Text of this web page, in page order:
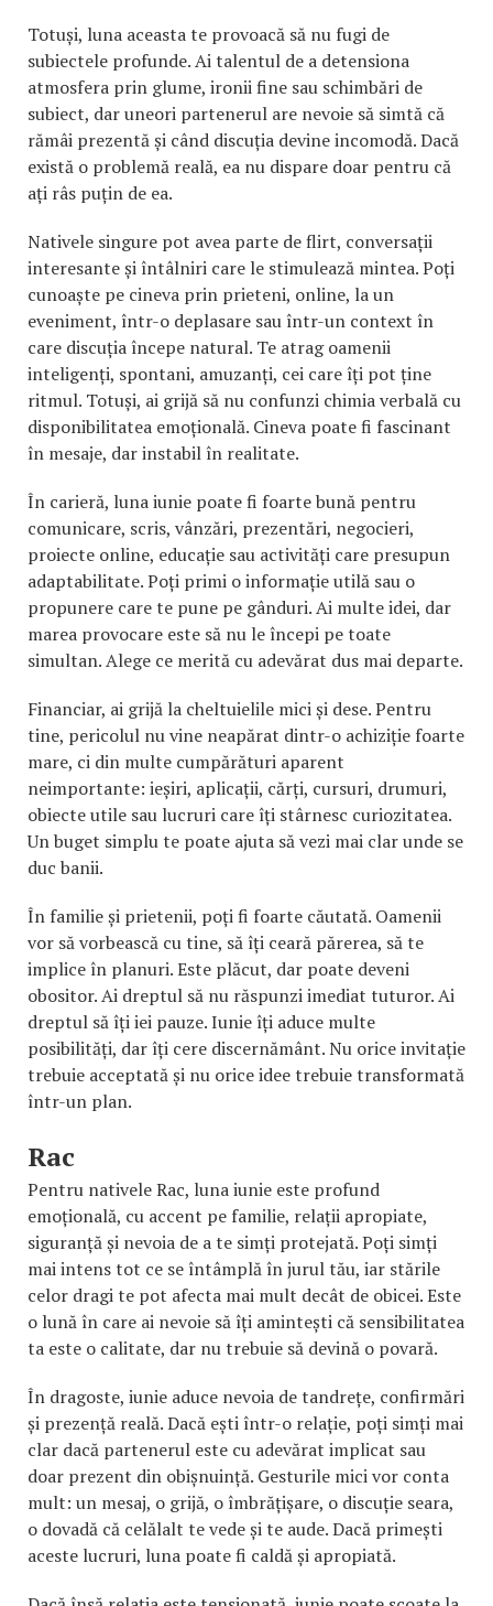
Totuși, luna aceasta te provoacă să nu fugi de
subiectele profunde. Ai talentul de a detensiona
atmosfera prin glume, ironii fine sau schimbări de
subiect, dar uneori partenerul are nevoie să simtă că
rămâi prezentă și când discuția devine incomodă. Dacă
există o problemă reală, ea nu dispare doar pentru că
ați râs puțin de ea.
Nativele singure pot avea parte de flirt, conversații
interesante și întâlniri care le stimulează mintea. Poți
cunoaște pe cineva prin prieteni, online, la un
eveniment, într-o deplasare sau într-un context în
care discuția începe natural. Te atrag oamenii
inteligenți, spontani, amuzanți, cei care îți pot ține
ritmul. Totuși, ai grijă să nu confunzi chimia verbală cu
disponibilitatea emoțională. Cineva poate fi fascinant
în mesaje, dar instabil în realitate.
În carieră, luna iunie poate fi foarte bună pentru
comunicare, scris, vânzări, prezentări, negocieri,
proiecte online, educație sau activități care presupun
adaptabilitate. Poți primi o informație utilă sau o
propunere care te pune pe gânduri. Ai multe idei, dar
marea provocare este să nu le începi pe toate
simultan. Alege ce merită cu adevărat dus mai departe.
Financiar, ai grijă la cheltuielile mici și dese. Pentru
tine, pericolul nu vine neapărat dintr-o achiziție foarte
mare, ci din multe cumpărături aparent
neimportante: ieșiri, aplicații, cărți, cursuri, drumuri,
obiecte utile sau lucruri care îți stârnesc curiozitatea.
Un buget simplu te poate ajuta să vezi mai clar unde se
duc banii.
În familie și prietenii, poți fi foarte căutată. Oamenii
vor să vorbească cu tine, să îți ceară părerea, să te
implice în planuri. Este plăcut, dar poate deveni
obositor. Ai dreptul să nu răspunzi imediat tuturor. Ai
dreptul să îți iei pauze. Iunie îți aduce multe
posibilități, dar îți cere discernământ. Nu orice invitație
trebuie acceptată și nu orice idee trebuie transformată
într-un plan.
Rac
Pentru nativele Rac, luna iunie este profund
emoțională, cu accent pe familie, relații apropiate,
siguranță și nevoia de a te simți protejată. Poți simți
mai intens tot ce se întâmplă în jurul tău, iar stările
celor dragi te pot afecta mai mult decât de obicei. Este
o lună în care ai nevoie să îți amintești că sensibilitatea
ta este o calitate, dar nu trebuie să devină o povară.
În dragoste, iunie aduce nevoia de tandrețe, confirmări
și prezență reală. Dacă ești într-o relație, poți simți mai
clar dacă partenerul este cu adevărat implicat sau
doar prezent din obișnuință. Gesturile mici vor conta
mult: un mesaj, o grijă, o îmbrățișare, o discuție seara,
o dovadă că celălalt te vede și te aude. Dacă primești
aceste lucruri, luna poate fi caldă și apropiată.